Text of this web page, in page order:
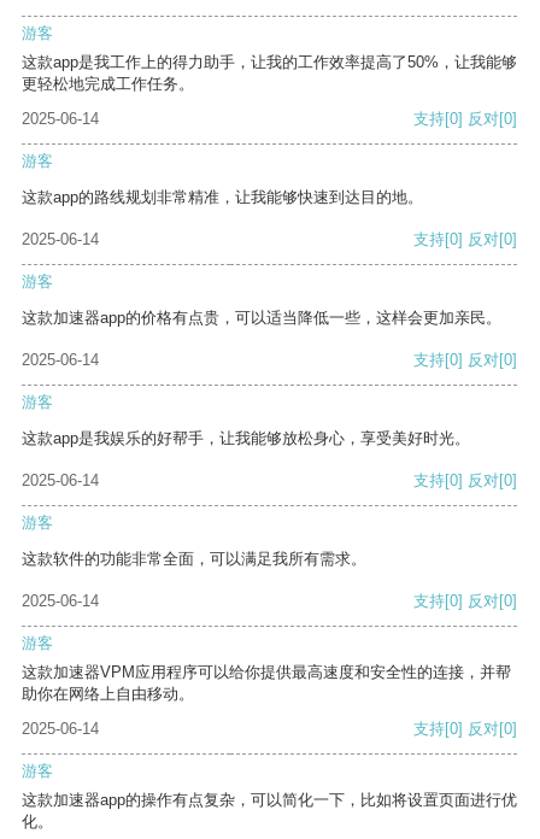
游客
这款app是我工作上的得力助手，让我的工作效率提高了50%，让我能够
更轻松地完成工作任务。
2025-06-14
支持[0] 反对[0]
游客
这款app的路线规划非常精准，让我能够快速到达目的地。
2025-06-14 支持[0] 反对[0]
游客
这款加速器app的价格有点贵，可以适当降低一些，这样会更加亲民。
2025-06-14 支持[0] 反对[0]
游客
这款app是我娱乐的好帮手，让我能够放松身心，享受美好时光。
2025-06-14 支持[0] 反对[0]
游客
这款软件的功能非常全面，可以满足我所有需求。
2025-06-14 支持[0] 反对[0]
游客
这款加速器VPM应用程序可以给你提供最高速度和安全性的连接，并帮
助你在网络上自由移动。
2025-06-14
支持[0] 反对[0]
游客
这款加速器app的操作有点复杂，可以简化一下，比如将设置页面进行优
化。